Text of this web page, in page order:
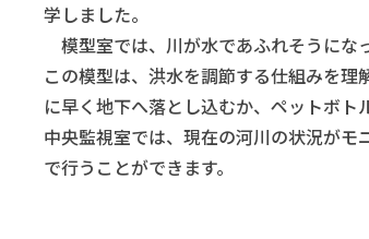
学しました。
模型室では、川が水であふれそうにな
この模型は、洪水を調節する仕組みを
に早く地下へ落とし込むか、ペットボト
中央監視室では、現在の河川の状況が
で行うことができます。